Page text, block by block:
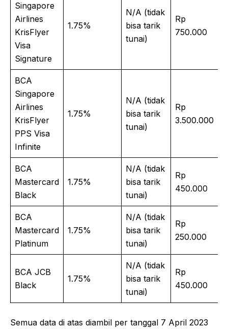
Singapore
Airlines
KrisFlyer
Visa
Signature
1.75%
N/A (tidak
bisa tarik
tunai)
Rp
750.000
BCA
Singapore
Airlines
KrisFlyer
PPS Visa
Infinite
1.75%
N/A (tidak
bisa tarik
tunai)
Rp
3.500.000
BCA
Mastercard
Black
1.75%
N/A (tidak
bisa tarik
tunai)
Rp
450.000
BCA
Mastercard
Platinum
1.75%
N/A (tidak
bisa tarik
tunai)
Rp
250.000
BCA JCB
Black
1.75%
N/A (tidak
bisa tarik
tunai)
Rp
450.000
Semua data di atas diambil per tanggal 7 April 2023